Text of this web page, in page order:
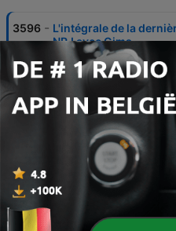
3596 - L'intégrale de la
NRJ avec Gims
26 jun. 2026
3595 Le 18-19h : C'est la
26 jun. 2026
Le 17-18h : C'est la
3593 - Le 16-17h : C'est la
26 jun. 2026